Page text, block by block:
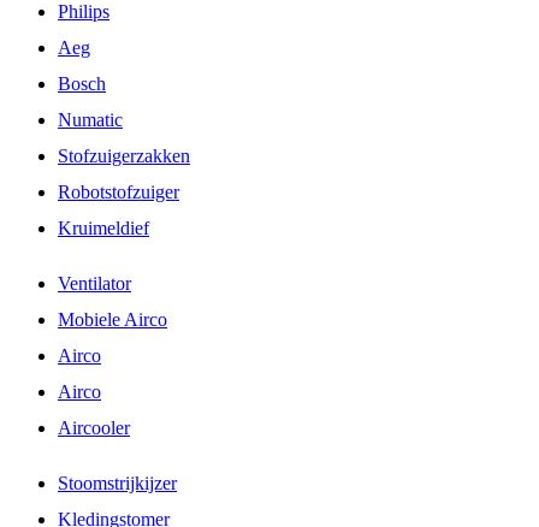
Philips
Aeg
Bosch
Numatic
Stofzuigerzakken
Robotstofzuiger
Kruimeldief
Ventilator
Mobiele Airco
Airco
Airco
Aircooler
Stoomstrijkijzer
Kledingstomer